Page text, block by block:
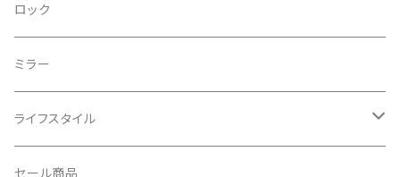
CRANKBROTHERS/クランクブラザーズ
CROSS SECTION/クロスセクション
CLIK/クリック
CUSH CORE/クッシュコア
フレームバッグ
輪行袋
輪行小物
バイクカバー
その他
テールライト
ロック
ミラー
ライフスタイル
キャップ
セール商品